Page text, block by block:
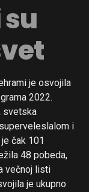
je osvojila
2022.
svetska
i
čak 101
48 pobeda,
večnoj listi
je ukupno